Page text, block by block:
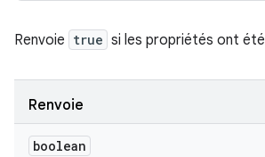
Renvoie true si les propriétés ont
Renvoie
boolean